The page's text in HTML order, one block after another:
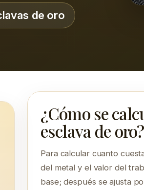
de oro
¿Cómo se
esclava de oro?
Para calcular cuanto
del metal y el valor del
base; después se ajusta